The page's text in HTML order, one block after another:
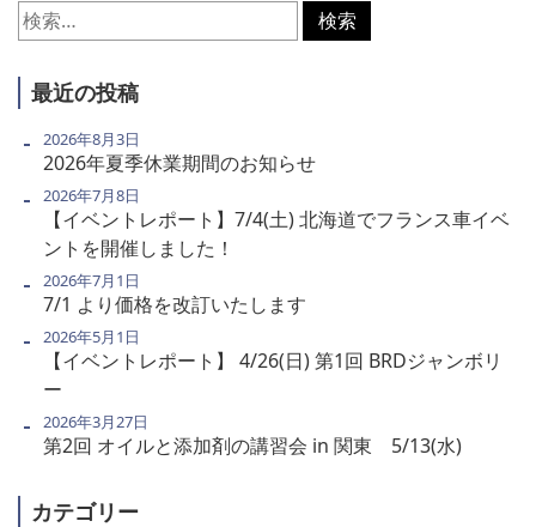
検
索:
最近の投稿
2026年夏季休業期間のお知らせ
2026年8月3日
【イベントレポート】7/4(土) 北海道でフランス車イベ
ントを開催しました！
2026年7月8日
7/1 より価格を改訂いたします
2026年7月1日
【イベントレポート】 4/26(日) 第1回 BRDジャンボリ
ー
2026年5月1日
第2回 オイルと添加剤の講習会 in 関東 5/13(水)
2026年3月27日
カテゴリー